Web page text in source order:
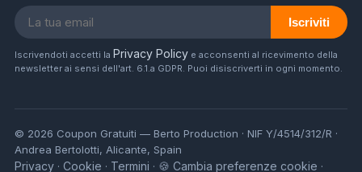
Iscriviti
Iscrivendoti accetti la Privacy Policy e acconsenti al ricevimento della
newsletter ai sensi dell'art. 6.1.a GDPR. Puoi disiscriverti in ogni momento.
© 2026 Coupon Gratuiti — Berto Production · NIF Y/4514/312/R ·
Andrea Bertolotti, Alicante, Spain
Privacy · Cookie · Termini · 🍪 Cambia preferenze cookie ·